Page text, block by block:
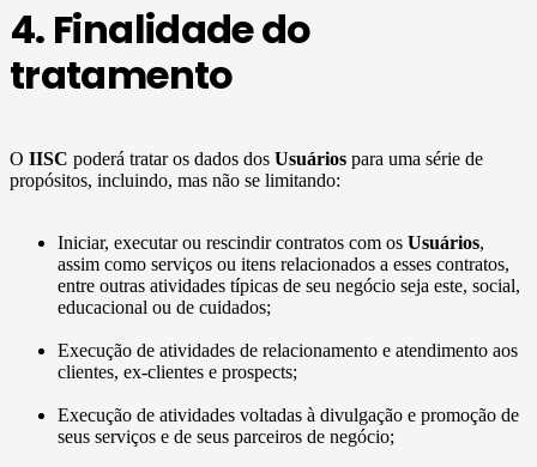
4. Finalidade do
tratamento
O IISC poderá tratar os dados dos Usuários para uma série de
propósitos, incluindo, mas não se limitando:
Iniciar, executar ou rescindir contratos com os Usuários,
assim como serviços ou itens relacionados a esses contratos,
entre outras atividades típicas de seu negócio seja este, social,
educacional ou de cuidados;
Execução de atividades de relacionamento e atendimento aos
clientes, ex-clientes e prospects;
Execução de atividades voltadas à divulgação e promoção de
seus serviços e de seus parceiros de negócio;